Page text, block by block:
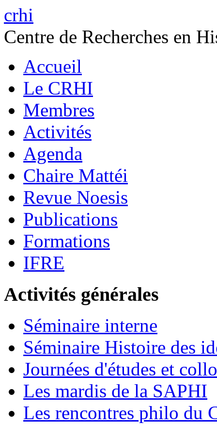
crhi
Centre de Recherches en
Accueil
Le CRHI
Membres
Activités
Agenda
Chaire Mattéi
Revue Noesis
Publications
Formations
IFRE
Activités générales
Séminaire interne
Séminaire Histoire des
Journées d'études et
Les mardis de la SAPHI
Les rencontres philo du